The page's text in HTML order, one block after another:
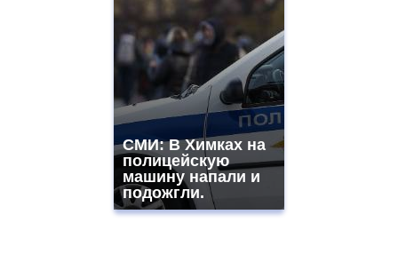
СМИ: В Химках на
полицейскую
машину напали и
подожгли.